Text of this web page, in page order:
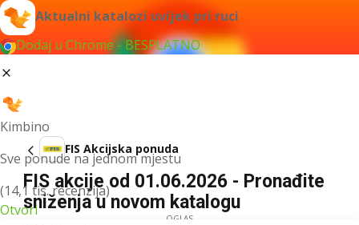
Aktualni katalozi uvijek pri ruci
Dodaj u Chrome - BESPLATNO
Kimbino
Sve ponude na jednom mjestu
(14,1 tis. recenzija)
Otvori
FIS Akcijska ponuda
FIS akcije od 01.06.2026 - Pronađite
sniženja u novom katalogu
OGLAS